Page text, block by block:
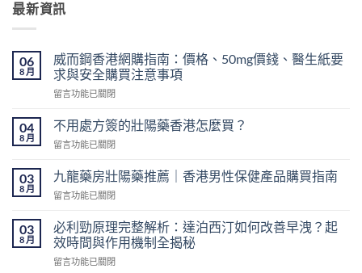
最新資訊
06
8 月
威而鋼香港網購指南：價格、50mg價錢、醫生紙要
求與安全購買注意事項
在
而
鋼
香
網
購
指
價
格、
50mg
留言功能已關閉
04
8 月
不用處方簽的壯陽藥香港怎麼買？
在
用
處
方
的
壯
藥
留言功能已關閉
03
8 月
九龍藥房壯陽藥推薦｜香港男性保健產品購買指南
在
龍
藥
房
壯
留言功能已關閉
03
8 月
必利勁原理完整解析：達泊西汀如何改善早洩？起
效時間與作用機制全揭秘
在
留言功能已關閉